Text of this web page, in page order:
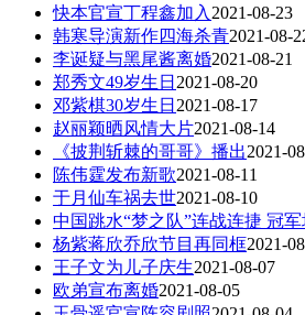
快本官宣丁程鑫加入 2021-08-23
韩寒导演新作四海杀青2021-08-
李诞疑与黑尾酱离婚2021-08-21
郑秀文49岁生日 2021-08-20
邓紫棋30岁生日 2021-08-17
赵丽颖晒风情大片2021-08-14
《披荆斩棘的哥哥》播出2021-
陈伟霆发布新歌2021-08-11
于月仙车祸去世2021-08-10
中国跳水“梦之队”连战连捷 冠
杨紫蒋欣乔欣节目再同框2021-
王子文为儿子庆生2021-08-07
欧弟宣布离婚2021-08-05